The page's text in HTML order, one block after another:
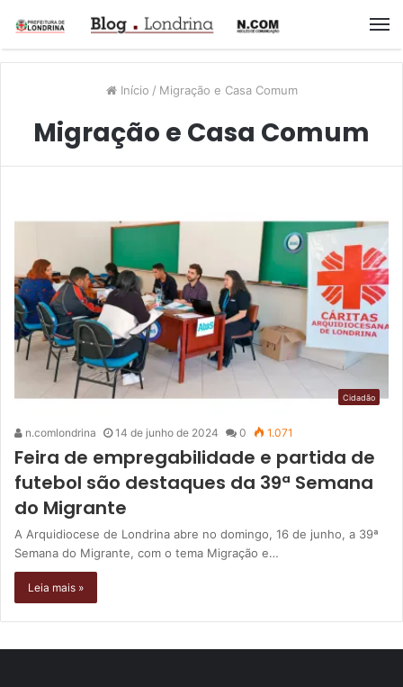
Início / Migração e Casa Comum
Migração e Casa Comum
Cidadão
n.comlondrina 14 de junho de 2024 0 1.071
Feira de empregabilidade e partida de
futebol são destaques da 39ª Semana
do Migrante
A Arquidiocese de Londrina abre no domingo, 16 de junho, a 39ª
Semana do Migrante, com o tema Migração e…
Leia mais »